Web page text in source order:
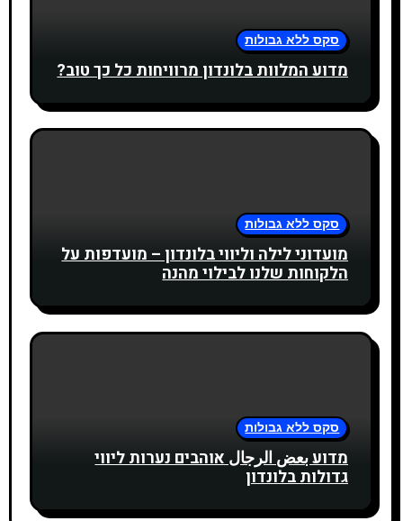
סקס ללא גבולות
מדוע המלוות בלונדון מרוויחות כל כך טוב?
סקס ללא גבולות
מועדוני לילה וליווי בלונדון – מועדפות על
הלקוחות שלנו לבילוי מהנה
סקס ללא גבולות
מדוע بعض الرجال אוהבים נערות ליווי
גדולות בלונדון